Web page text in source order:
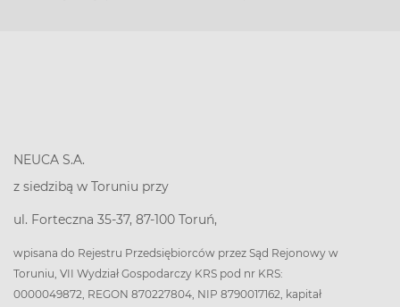
NEUCA S.A.
z siedzibą w Toruniu przy
ul. Forteczna 35-37, 87-100 Toruń,
wpisana do Rejestru Przedsiębiorców przez Sąd Rejonowy w
Toruniu, VII Wydział Gospodarczy KRS pod nr KRS:
0000049872, REGON 870227804, NIP 8790017162, kapitał